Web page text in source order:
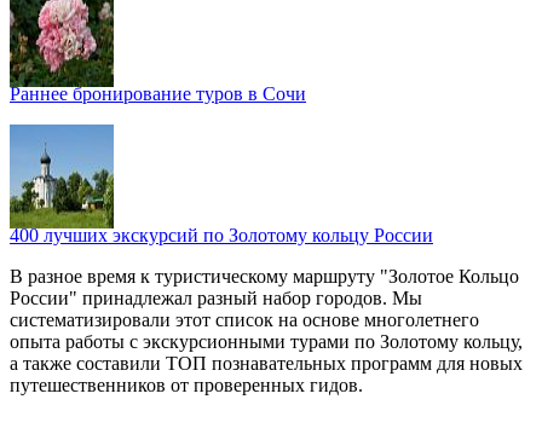
Раннее бронирование туров в Сочи
400 лучших экскурсий по Золотому кольцу России
В разное время к туристическому маршруту "Золотое Кольцо
России" принадлежал разный набор городов. Мы
систематизировали этот список на основе многолетнего
опыта работы с экскурсионными турами по Золотому кольцу,
а также составили ТОП познавательных программ для новых
путешественников от проверенных гидов.